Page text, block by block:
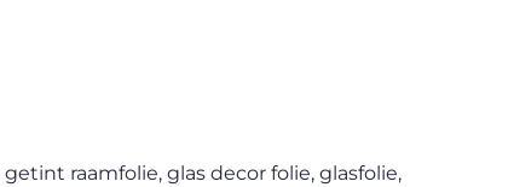
getint raamfolie, glas decor folie, glasfolie,